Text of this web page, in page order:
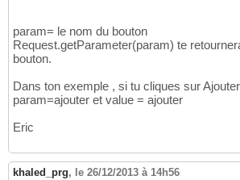
param= le nom du bouton
Request.getParameter(param) te
bouton.
Dans ton exemple , si tu cliques sur
param=ajouter et value = ajouter
Eric
khaled_prg, le 26/12/2013 à 14h56